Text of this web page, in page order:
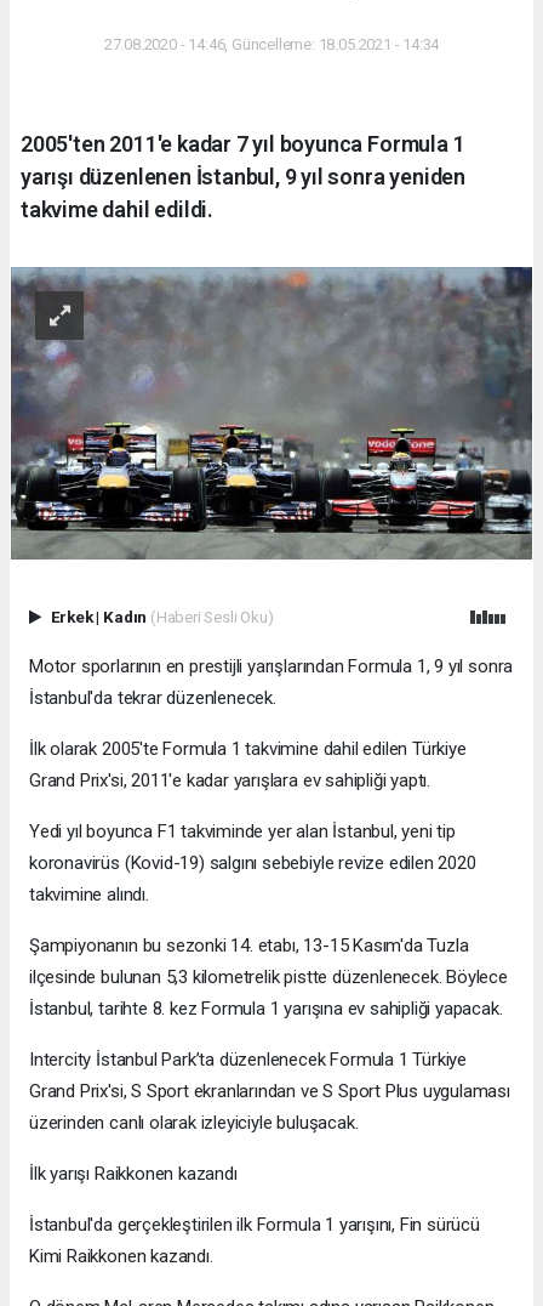
27.08.2020 - 14:46, Güncelleme: 18.05.2021 - 14:34
2005'ten 2011'e kadar 7 yıl boyunca Formula 1
yarışı düzenlenen İstanbul, 9 yıl sonra yeniden
takvime dahil edildi.
Erkek| Kadın (Haberi Sesli Oku)
Motor sporlarının en prestijli yarışlarından Formula 1, 9 yıl sonra
İstanbul'da tekrar düzenlenecek.
İlk olarak 2005'te Formula 1 takvimine dahil edilen Türkiye
Grand Prix'si, 2011'e kadar yarışlara ev sahipliği yaptı.
Yedi yıl boyunca F1 takviminde yer alan İstanbul, yeni tip
koronavirüs (Kovid-19) salgını sebebiyle revize edilen 2020
takvimine alındı.
Şampiyonanın bu sezonki 14. etabı, 13-15 Kasım'da Tuzla
ilçesinde bulunan 5,3 kilometrelik pistte düzenlenecek. Böylece
İstanbul, tarihte 8. kez Formula 1 yarışına ev sahipliği yapacak.
Intercity İstanbul Park’ta düzenlenecek Formula 1 Türkiye
Grand Prix'si, S Sport ekranlarından ve S Sport Plus uygulaması
üzerinden canlı olarak izleyiciyle buluşacak.
İlk yarışı Raikkonen kazandı
İstanbul'da gerçekleştirilen ilk Formula 1 yarışını, Fin sürücü
Kimi Raikkonen kazandı.